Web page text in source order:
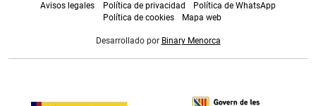
Avisos legales Política de privacidad
Política de WhatsApp
Política de cookies
Mapa web
Desarrollado por Binary Menorca